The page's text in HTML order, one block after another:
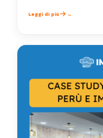
Leggi di più